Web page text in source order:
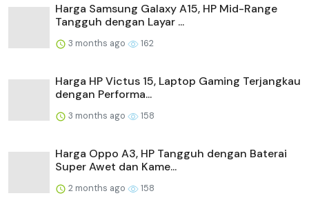
Harga Samsung Galaxy A15, HP Mid-Range
Tangguh dengan Layar ...
3 months ago 162
Harga HP Victus 15, Laptop Gaming Terjangkau
dengan Performa...
3 months ago 158
Harga Oppo A3, HP Tangguh dengan Baterai
Super Awet dan Kame...
2 months ago 158